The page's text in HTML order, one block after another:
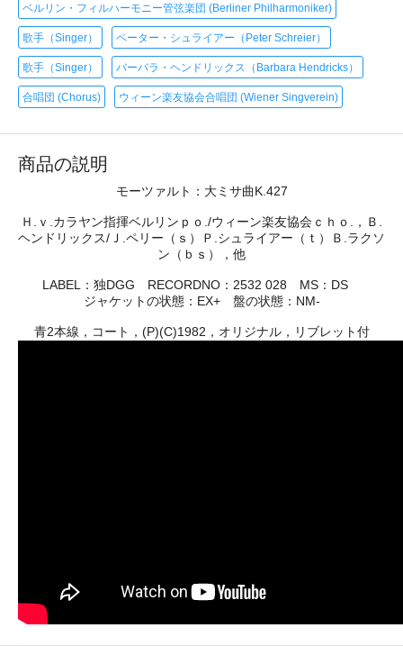
ベルリン・フィルハーモニー管弦楽団 (Berliner Philharmoniker)
歌手（Singer） ペーター・シュライアー（Peter Schreier）
歌手（Singer） バーバラ・ヘンドリックス（Barbara Hendricks）
合唱団 (Chorus) ウィーン楽友協会合唱団 (Wiener Singverein)
商品の説明
モーツァルト：大ミサ曲K.427
Ｈ.ｖ.カラヤン指揮ベルリンｐｏ./ウィーン楽友協会ｃｈｏ.，Ｂ.
ヘンドリックス/Ｊ.ペリー（ｓ）Ｐ.シュライアー（ｔ）Ｂ.ラクソ
ン（ｂｓ），他
LABEL：独DGG RECORDNO：2532 028 MS：DS
ジャケットの状態：EX+ 盤の状態：NM-
青2本線，コート，(P)(C)1982，オリジナル，リブレット付